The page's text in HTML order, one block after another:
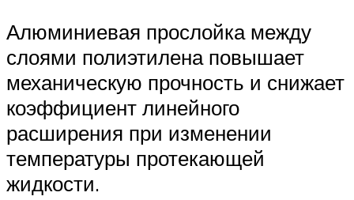
Алюминиевая прослойка между
слоями полиэтилена повышает
механическую прочность и снижает
коэффициент линейного
расширения при изменении
температуры протекающей
жидкости.